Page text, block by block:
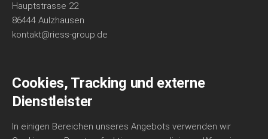
Hauptstrasse 22
86444 Aulzhausen
kontakt@riess-group.de
Cookies, Tracking und externe
Dienstleister
In einigen Bereichen unseres Angebots verwenden wir